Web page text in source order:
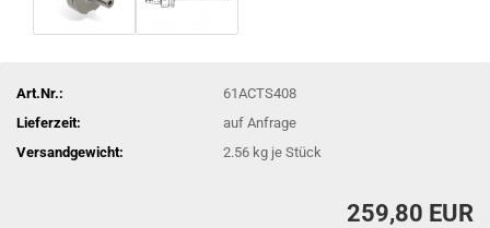
Art.Nr.:
61ACTS408
Lieferzeit:
auf Anfrage
Versandgewicht:
2.56 kg je Stück
259,80 EUR